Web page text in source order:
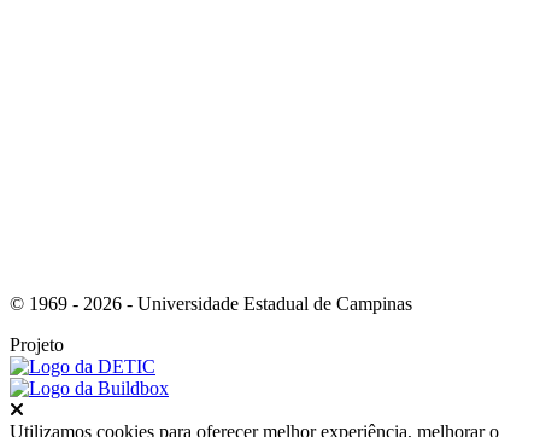
© 1969 - 2026 - Universidade Estadual de Campinas
Projeto
Utilizamos cookies para oferecer melhor experiência, melhorar o